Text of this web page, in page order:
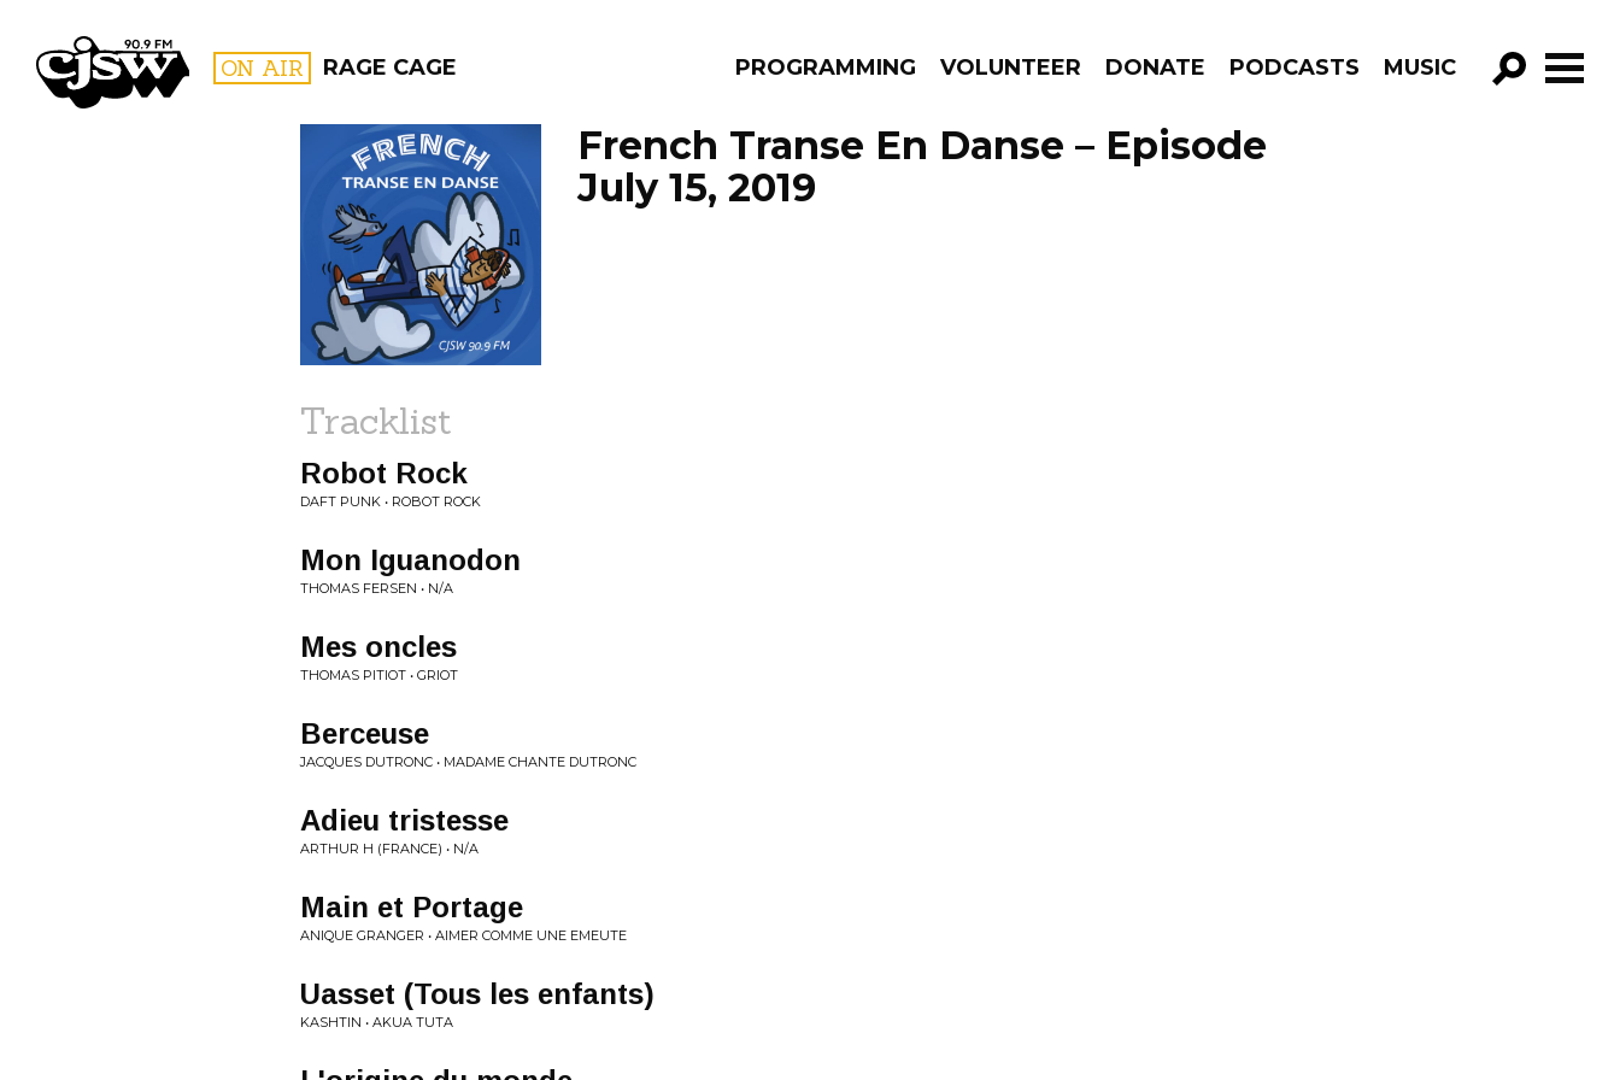
CJSW ON AIR RAGE CAGE PROGRAMMING VOLUNTEER DONATE PODCASTS MUSIC
GO!
FILTER BY:
PROGRAMS
French Transe En Danse – Episode
July 15, 2019
Tracklist
Robot Rock
DAFT PUNK • ROBOT ROCK
Mon Iguanodon
THOMAS FERSEN • N/A
Mes oncles
THOMAS PITIOT • GRIOT
Berceuse
JACQUES DUTRONC • MADAME CHANTE DUTRONC
Adieu tristesse
ARTHUR H (FRANCE) • N/A
Main et Portage
ANIQUE GRANGER • AIMER COMME UNE EMEUTE
Uasset (Tous les enfants)
KASHTIN • AKUA TUTA